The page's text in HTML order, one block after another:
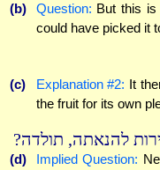
(b) Question: But this
could have picked it
(c) Explanation #2: It
the fruit for its own
להנאתה, תולדה?
(d) Implied Question: